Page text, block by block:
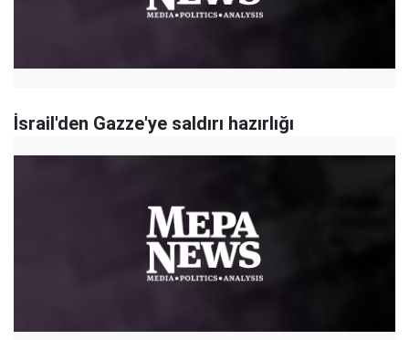
İsrail'den Gazze'ye saldırı hazırlığı